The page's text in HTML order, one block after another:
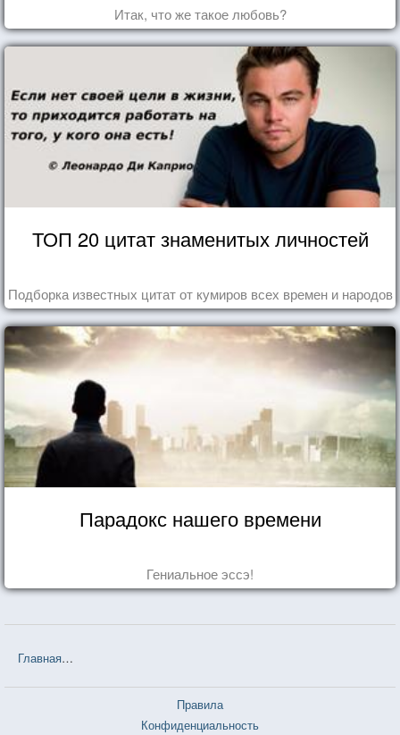
Итак, что же такое любовь?
ТОП 20 цитат знаменитых личностей
Подборка известных цитат от кумиров всех времен и народов
Парадокс нашего времени
Гениальное эссэ!
Главная
Правила
Конфиденциальность